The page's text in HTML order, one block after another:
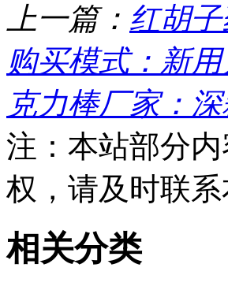
上一篇： 红胡
购买模式：新
克力棒厂家：
注：本站部分
权，请及时联
相关分类